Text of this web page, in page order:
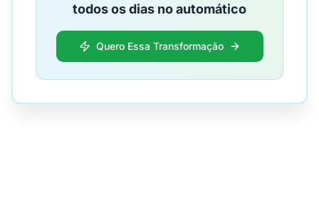
todos os dias no automático
Quero Essa Transformação